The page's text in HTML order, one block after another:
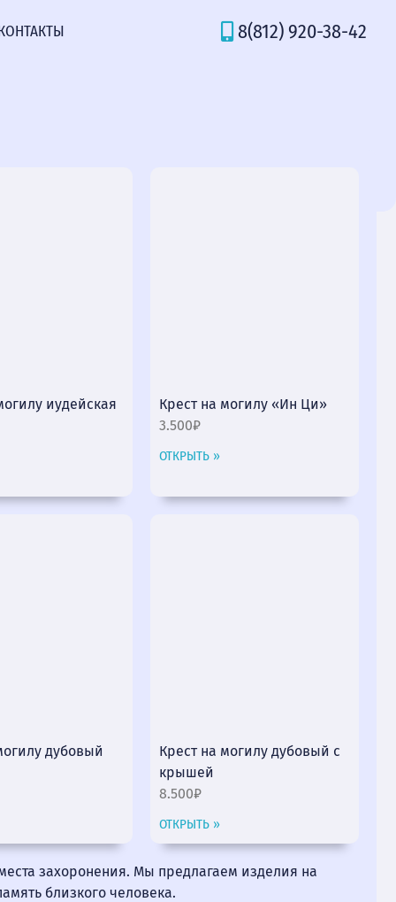
8(812) 920-38-42
иудейская
Крест на могилу «Ин Ци»
3.500₽
ОТКРЫТЬ »
дубовый
Крест на могилу дубовый с
крышей
8.500₽
ОТКРЫТЬ »
захоронения. Мы предлагаем изделия на
близкого человека.